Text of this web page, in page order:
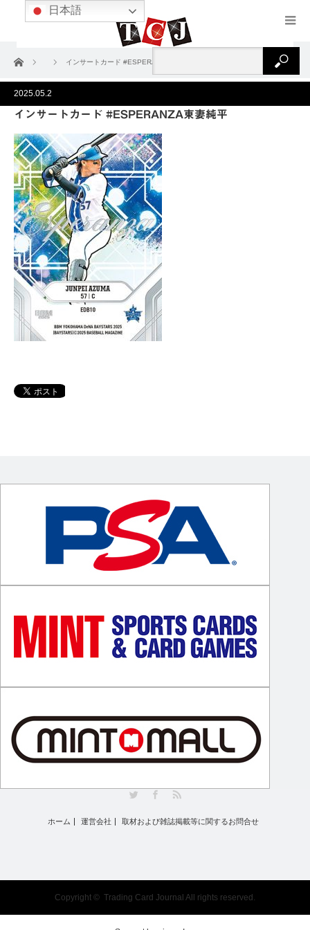
ホーム インサートカード #ESPERANZA東妻純平
2025.05.2
インサートカード #ESPERANZA東妻純平
ホーム 運営会社 取材および雑誌掲載等に関するお問合せ
Copyright © Trading Card Journal All rights reserved.
日本語